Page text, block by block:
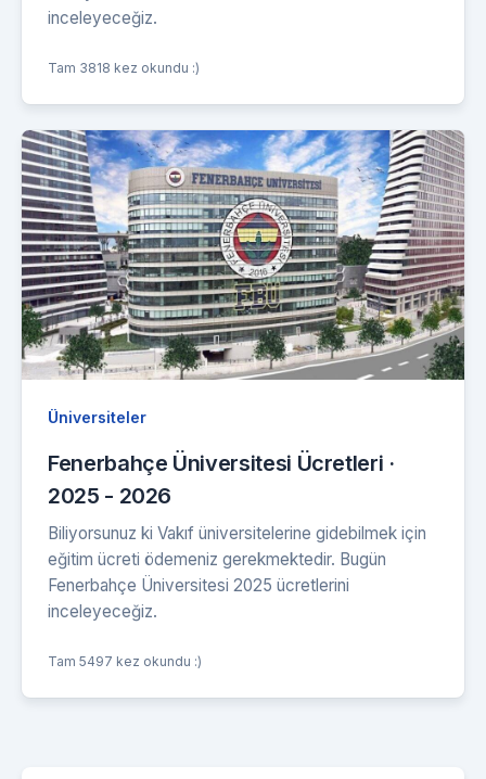
inceleyeceğiz.
Tam 3818 kez okundu :)
Üniversiteler
Fenerbahçe Üniversitesi Ücretleri ·
2025 - 2026
Biliyorsunuz ki Vakıf üniversitelerine gidebilmek için
eğitim ücreti ödemeniz gerekmektedir. Bugün
Fenerbahçe Üniversitesi 2025 ücretlerini
inceleyeceğiz.
Tam 5497 kez okundu :)